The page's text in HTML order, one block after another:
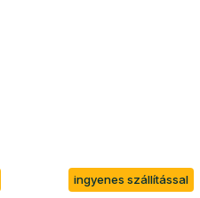
ingyenes szállítással